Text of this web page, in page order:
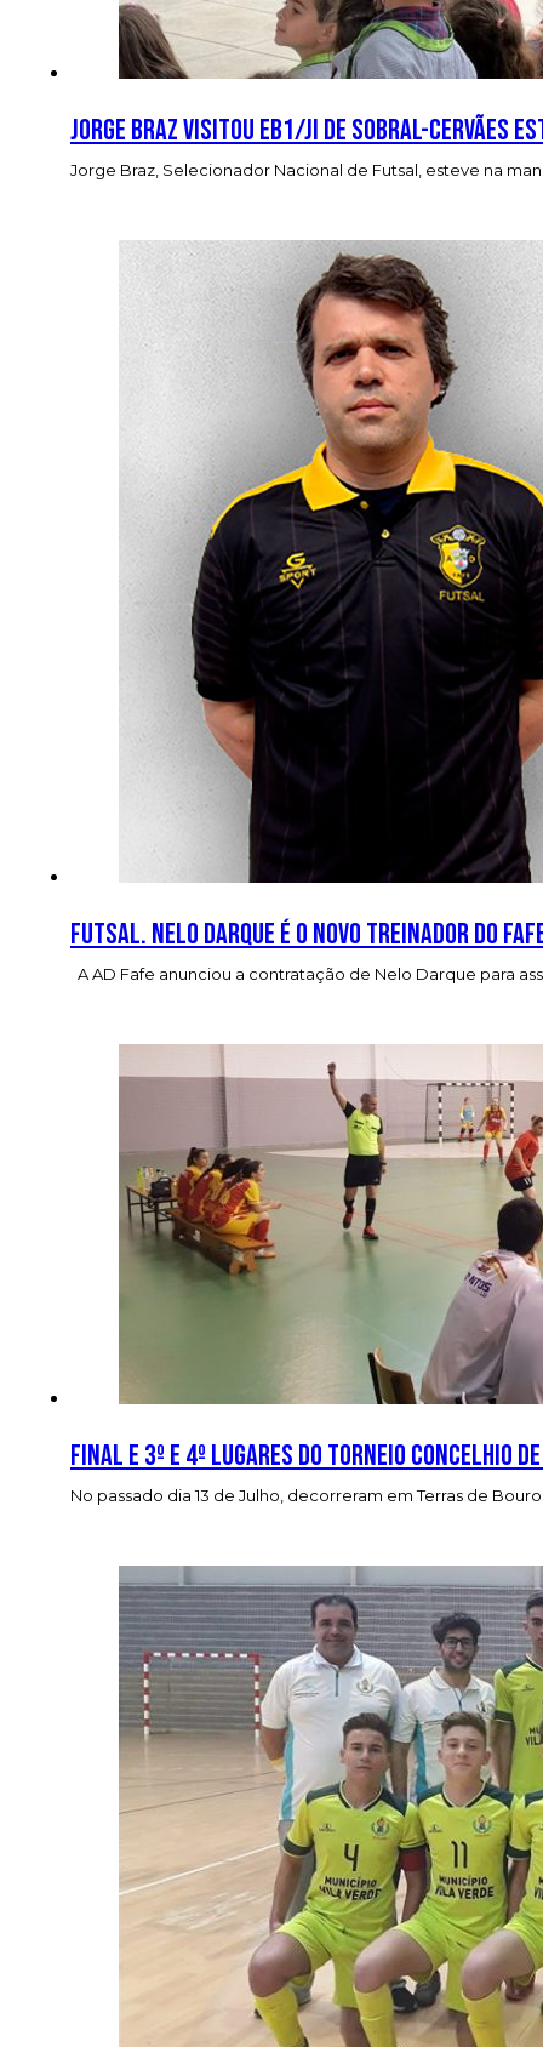
Jorge Braz visitou EB1/JI de Sobral-Cervães
Jorge Braz, Selecionador Nacional de Futsal, esteve na
Futsal. Nelo Darque é o novo treinador do
A AD Fafe anunciou a contratação de Nelo Darque para
Final e 3º e 4º lugares do torneio concelhio
No passado dia 13 de Julho, decorreram em Terras de